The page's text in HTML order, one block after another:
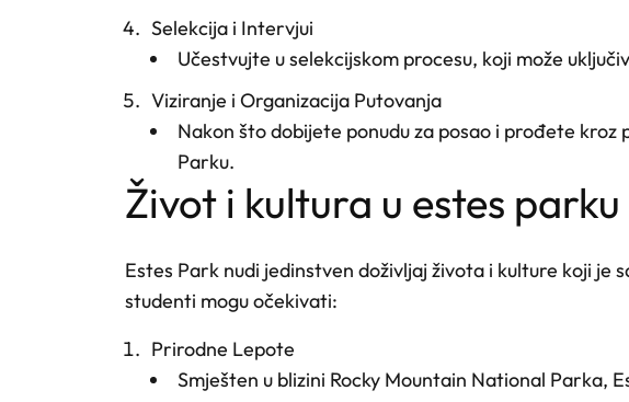
Selekcija i Intervjui
Učestvujte u selekcijskom procesu, koji može
Viziranje i Organizacija Putovanja
Nakon što dobijete ponudu za posao i prođete
Parku.
život i kultura u estes parku
Estes Park nudi jedinstven doživljaj života i kulture koji
studenti mogu očekivati:
Prirodne Lepote
Smješten u blizini Rocky Mountain National Parka,